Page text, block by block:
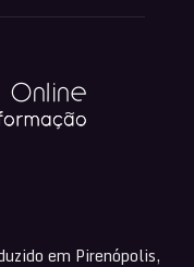
em Pirenópolis,